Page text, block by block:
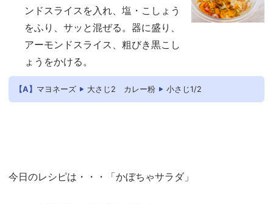
ンドスライスを入れ、塩・こしょう
をふり、サッと混ぜる。器に盛り、
アーモンドスライス、粗びき黒こし
ょうをかける。
【A】 マヨネーズ 大さじ2 カレー粉 小さじ1/2
今日のレシピは・・・「かぼちゃサラダ」